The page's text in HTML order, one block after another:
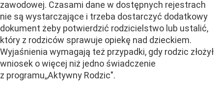
zawodowej. Czasami dane w dostępnych rejestrach
nie są wystarczające i trzeba dostarczyć dodatkowy
dokument żeby potwierdzić rodzicielstwo lub ustalić,
który z rodziców sprawuje opiekę nad dzieckiem.
Wyjaśnienia wymagają też przypadki, gdy rodzic złożył
wniosek o więcej niż jedno świadczenie
z programu,,Aktywny Rodzic".